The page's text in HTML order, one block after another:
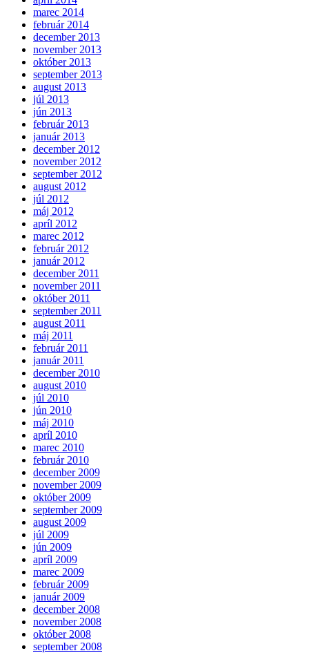
marec 2014
február 2014
december 2013
november 2013
október 2013
september 2013
august 2013
júl 2013
jún 2013
február 2013
január 2013
december 2012
november 2012
september 2012
august 2012
júl 2012
máj 2012
apríl 2012
marec 2012
február 2012
január 2012
december 2011
november 2011
október 2011
september 2011
august 2011
máj 2011
február 2011
január 2011
december 2010
august 2010
júl 2010
jún 2010
máj 2010
apríl 2010
marec 2010
február 2010
december 2009
november 2009
október 2009
september 2009
august 2009
júl 2009
jún 2009
apríl 2009
marec 2009
február 2009
január 2009
december 2008
november 2008
október 2008
september 2008